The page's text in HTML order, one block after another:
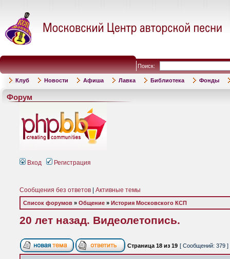
Поиск:
Клуб Новости Афиша Лавка Библиотека Фонды
Форум
Вход Регистрация
Сообщения без ответов Активные темы
Список форумов » Общение » История Московского КСП
20 лет назад. Видеолетопись.
Страница 18 из 19 [ Сообщений: 379 ]